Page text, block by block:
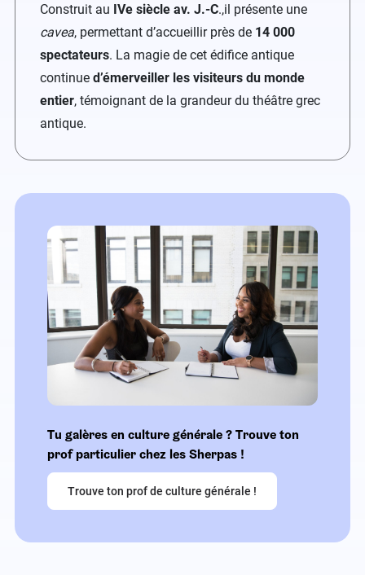
Construit au IVe siècle av. J.-C.,il présente une
cavea, permettant d’accueillir près de 14 000
spectateurs. La magie de cet édifice antique
continue d’émerveiller les visiteurs du monde
entier, témoignant de la grandeur du théâtre grec
antique.
Tu galères en culture générale ? Trouve ton
prof particulier chez les Sherpas !
Trouve ton prof de culture générale !